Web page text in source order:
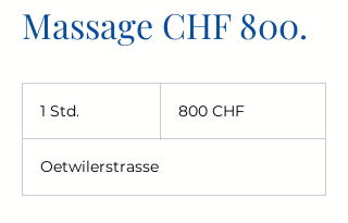
Massage CHF 800.
1 Std.
d
Franken
800 CHF
Oetwilerstrasse